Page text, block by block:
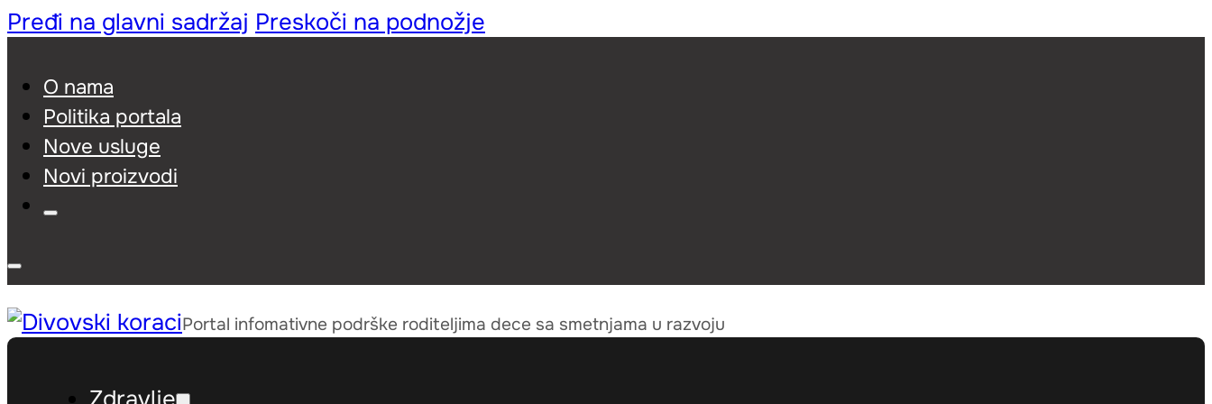
Pređi na glavni sadržaj Preskoči na podnožje
O nama
Politika portala
Nove usluge
Novi proizvodi
Portal infomativne podrške roditeljima dece sa smetnjama u razvoju